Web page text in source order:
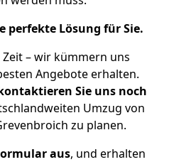
perfekte Lösung für Sie.
Zeit – wir kümmern uns
Angebote erhalten.
Sie uns noch
Umzug von
zu planen.
aus, und erhalten